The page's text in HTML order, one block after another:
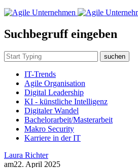
Suchbegruff eingeben
suchen
IT-Trends
Agile Organisation
Digital Leadership
KI - künstliche Intelligenz
Digitaler Wandel
Bachelorarbeit/Masterarbeit
Makro Security
Karriere in der IT
Laura Richter
am22. April 2025